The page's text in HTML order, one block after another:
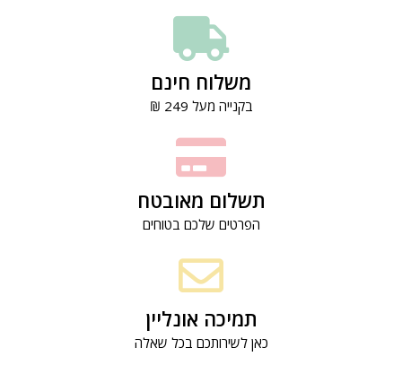
משלוח חינם
בקנייה מעל 249 ₪
תשלום מאובטח
הפרטים שלכם בטוחים
תמיכה אונליין
כאן לשירותכם בכל שאלה